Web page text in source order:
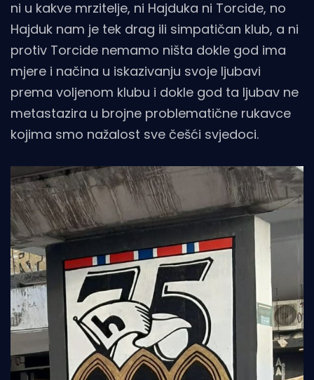
ni u kakve mrzitelje, ni Hajduka ni Torcide, no
Hajduk nam je tek drag ili simpatičan klub, a ni
protiv Torcide nemamo ništa dokle god ima
mjere i načina u iskazivanju svoje ljubavi
prema voljenom klubu i dokle god ta ljubav ne
metastazira u brojne problematične rukavce
kojima smo nažalost sve češći svjedoci.